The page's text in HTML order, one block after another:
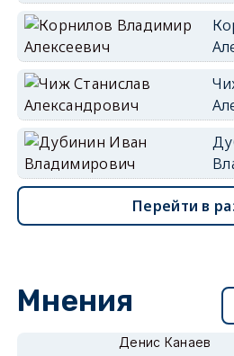
Перейти в
Мнения
Денис Канаев